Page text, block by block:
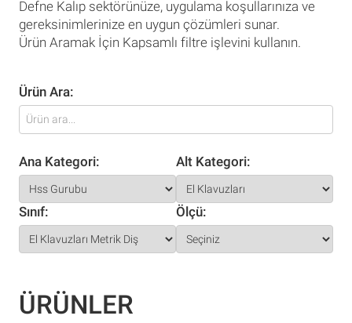
Defne Kalıp sektörünüze, uygulama koşullarınıza ve
gereksinimlerinize en uygun çözümleri sunar.
Ürün Aramak İçin Kapsamlı filtre işlevini kullanın.
Ürün Ara:
Ana Kategori: Alt Kategori:
Sınıf: Ölçü:
ÜRÜNLER